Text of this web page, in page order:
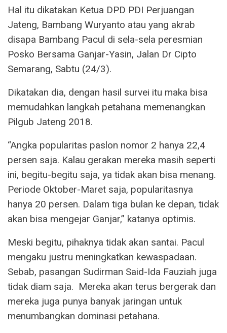
Hal itu dikatakan Ketua DPD PDI Perjuangan
Jateng, Bambang Wuryanto atau yang akrab
disapa Bambang Pacul di sela-sela peresmian
Posko Bersama Ganjar-Yasin, Jalan Dr Cipto
Semarang, Sabtu (24/3).
Dikatakan dia, dengan hasil survei itu maka bisa
memudahkan langkah petahana memenangkan
Pilgub Jateng 2018.
“Angka popularitas paslon nomor 2 hanya 22,4
persen saja. Kalau gerakan mereka masih seperti
ini, begitu-begitu saja, ya tidak akan bisa menang.
Periode Oktober-Maret saja, popularitasnya
hanya 20 persen. Dalam tiga bulan ke depan, tidak
akan bisa mengejar Ganjar,” katanya optimis.
Meski begitu, pihaknya tidak akan santai. Pacul
mengaku justru meningkatkan kewaspadaan.
Sebab, pasangan Sudirman Said-Ida Fauziah juga
tidak diam saja. Mereka akan terus bergerak dan
mereka juga punya banyak jaringan untuk
menumbangkan dominasi petahana.